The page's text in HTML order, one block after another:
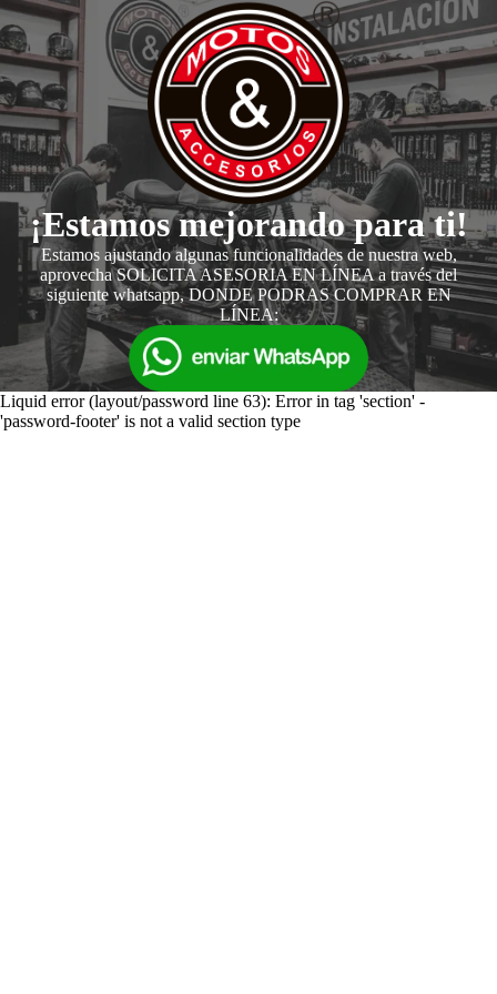
¡Estamos mejorando para ti!
Estamos ajustando algunas funcionalidades de nuestra web,
aprovecha SOLICITA ASESORIA EN LÍNEA a través del
siguiente whatsapp, DONDE PODRAS COMPRAR EN
LÍNEA:
Liquid error (layout/password line 63): Error in tag 'section' -
'password-footer' is not a valid section type